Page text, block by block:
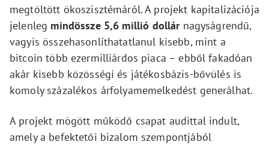
megtöltött ökoszisztémáról. A projekt kapitalizációja
jelenleg mindössze 5,6 millió dollárnagyságrendű,
vagyis összehasonlíthatatlanul kisebb, mint a
bitcoin több ezermilliárdos piaca – ebből fakadóan
akár kisebb közösségi és játékosbázis-bővülés is
komoly százalékos árfolyamemelkedést generálhat.
A projekt mögött működő csapat audittal indult,
amely a befektetői bizalom szempontjából